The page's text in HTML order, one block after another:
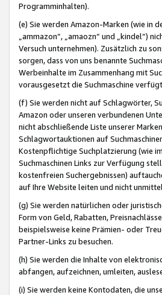
Programminhalten).
(e) Sie werden Amazon-Marken (wie in
„ammazon“, „amaozn“ und „kindel“)
Versuch unternehmen). Zusätzlich zu
sorgen, dass von uns benannte
Werbeinhalte im Zusammenhang mit
vorausgesetzt die Suchmaschine
(f) Sie werden nicht auf Schlagwörter,
Amazon oder unseren verbundenen
nicht abschließende Liste unserer
Schlagwortauktionen auf
Kostenpflichtige Suchplatzierung (wie im
Suchmaschinen Links zur Verfügung
kostenfreien Suchergebnissen)
auf Ihre Website leiten und nicht
(g) Sie werden natürlichen oder
Form von Geld, Rabatten,
beispielsweise keine Prämien- oder
Partner-Links zu besuchen.
(h) Sie werden die Inhalte von
abfangen, aufzeichnen, umleiten,
(i) Sie werden keine Kontodaten, die